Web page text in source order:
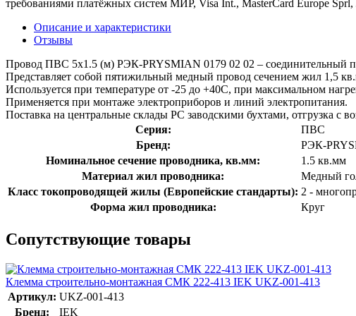
требованиями платёжных систем МИР, Visa Int., MasterCard Europe Sprl,
Описание и характеристики
Отзывы
Провод ПВС 5х1.5 (м) РЭК-PRYSMIAN 0179 02 02 – соединительный
Представляет собой пятижильный медный провод сечением жил 1,5
Используется при температуре от -25 до +40С, при максимальном
Применяется при монтаже электроприборов и линий электропитания.
Поставка на центральные склады РС заводскими бухтами, отгрузка с
Серия:
ПВС
Бренд:
РЭК-
Номинальное сечение проводника, кв.мм:
1.5 кв.мм
Материал жил проводника:
Медный
Класс токопроводящей жилы (Европейские стандарты): 2 -
Форма жил проводника:
Круг
Сопутствующие товары
Клемма строительно-монтажная СМК 222-413 IEK UKZ-001-413
Артикул: UKZ-001-413
Бренд:
IEK